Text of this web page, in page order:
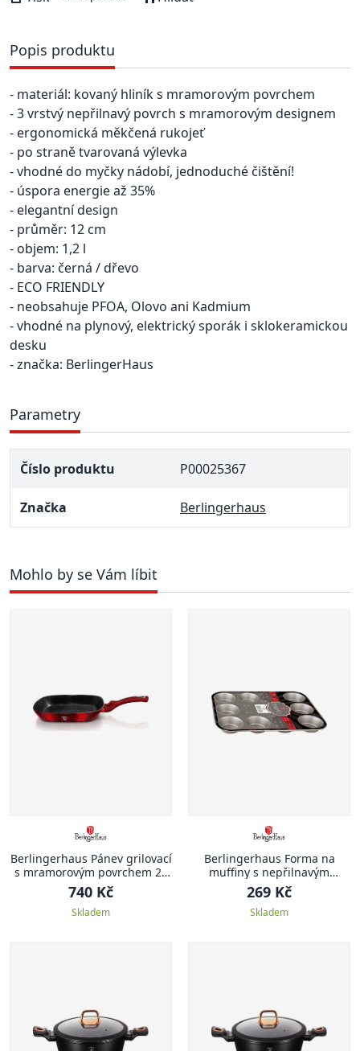
Popis produktu
- materiál: kovaný hliník s mramorovým povrchem
- 3 vrstvý nepřilnavý povrch s mramorovým designem
- ergonomická měkčená rukojeť
- po straně tvarovaná výlevka
- vhodné do myčky nádobí, jednoduché čištění!
- úspora energie až 35%
- elegantní design
- průměr: 12 cm
- objem: 1,2 l
- barva: černá / dřevo
- ECO FRIENDLY
- neobsahuje PFOA, Olovo ani Kadmium
- vhodné na plynový, elektrický sporák i sklokeramickou
desku
- značka: BerlingerHaus
Parametry
Číslo produktu P00025367
Značka Berlingerhaus
Mohlo by se Vám líbit
Berlingerhaus Pánev grilovací
s mramorovým povrchem 28
cm Burgundy Metallic Line
740 Kč
Skladem
Berlingerhaus Forma na
muffiny s nepřilnavým
povrchem 12 ks zlatá
269 Kč
Skladem